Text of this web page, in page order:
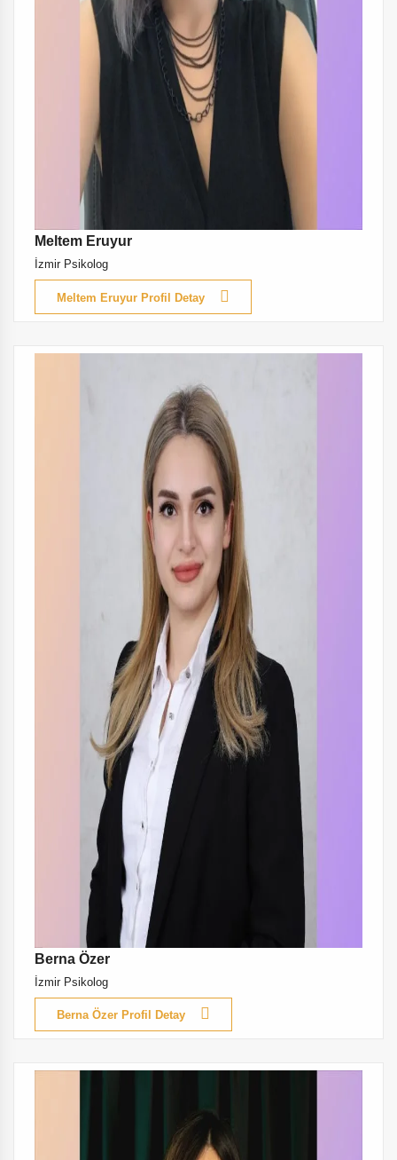
Meltem Eruyur
İzmir Psikolog
Meltem Eruyur Profil Detay
Berna Özer
İzmir Psikolog
Berna Özer Profil Detay